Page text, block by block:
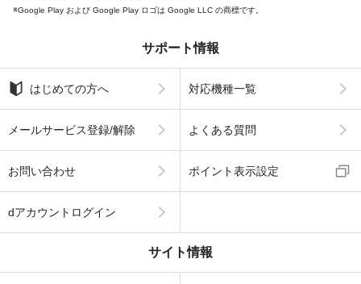
Google Play および Google Play ロゴは Google LLC の商標です。
サポート情報
はじめての方へ 対応機種一覧
メールサービス登録/解除 よくある質問
お問い合わせ ポイント表示設定
dアカウントログイン
サイト情報